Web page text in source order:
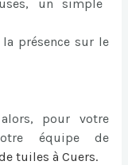
un simple
présence sur le
pour votre
équipe de
tuiles à Cuers.